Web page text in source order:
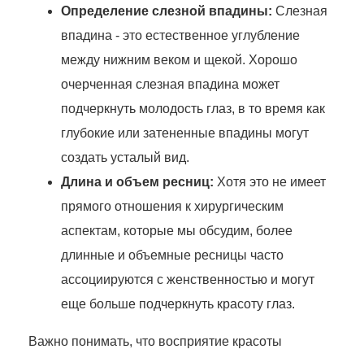
Определение слезной впадины: Слезная
впадина - это естественное углубление
между нижним веком и щекой. Хорошо
очерченная слезная впадина может
подчеркнуть молодость глаз, в то время как
глубокие или затененные впадины могут
создать усталый вид.
Длина и объем ресниц: Хотя это не имеет
прямого отношения к хирургическим
аспектам, которые мы обсудим, более
длинные и объемные ресницы часто
ассоциируются с женственностью и могут
еще больше подчеркнуть красоту глаз.
Важно понимать, что восприятие красоты